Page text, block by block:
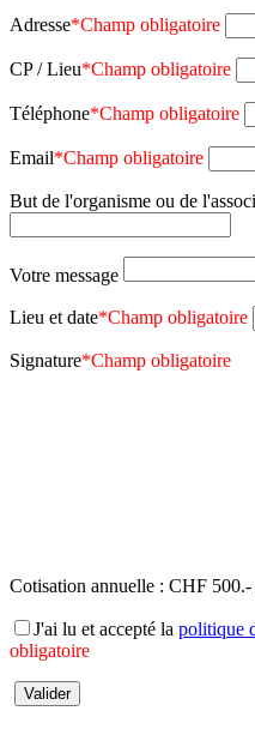
Adresse*Champ obligatoire
CP / Lieu*Champ obligatoire
Téléphone*Champ obligatoire
Email*Champ obligatoire
But de l'organisme ou de
Votre message
Lieu et date*Champ obligatoire
Signature*Champ obligatoire
Cotisation annuelle : CHF 500.-
J'ai lu et accepté la politique
obligatoire